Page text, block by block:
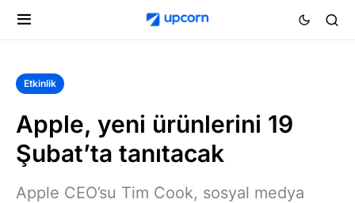
Etkinlik
Apple, yeni ürünlerini 19
Şubat’ta tanıtacak
Apple CEO’su Tim Cook, sosyal medya